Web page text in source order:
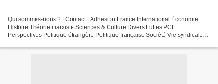
Qui sommes-nous ? | Contact | Adhésion France International Économie
Histoire Théorie marxiste Sciences & Culture Divers Luttes PCF
Perspectives Politique étrangère Politique française Société Vie syndicale